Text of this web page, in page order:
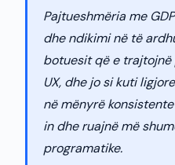
Pajtueshmëria me
dhe ndikimi në të
botuesit që e
UX, dhe jo si kuti
në mënyrë
in dhe ruajnë më
programatike.